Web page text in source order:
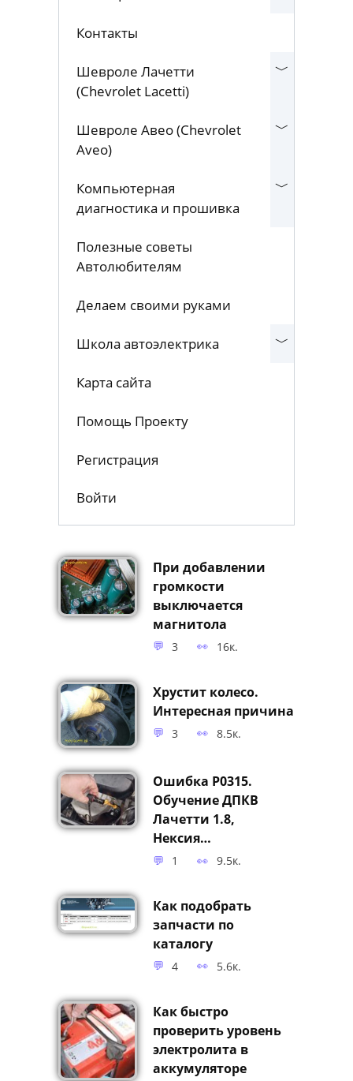
Контакты
Шевроле Лачетти
(Chevrolet Lacetti)
Шевроле Авео (Chevrolet
Aveo)
Компьютерная
диагностика и прошивка
Полезные советы
Автолюбителям
Делаем своими руками
Школа автоэлектрика
Карта сайта
Помощь Проекту
Регистрация
Войти
При добавлении
громкости
выключается
магнитола
3 16к.
Хрустит колесо.
Интересная причина
3 8.5к.
Ошибка P0315.
Обучение ДПКВ
Лачетти 1.8,
Нексия…
1 9.5к.
Как подобрать
запчасти по
каталогу
4 5.6к.
Как быстро
проверить уровень
электролита в
аккумуляторе